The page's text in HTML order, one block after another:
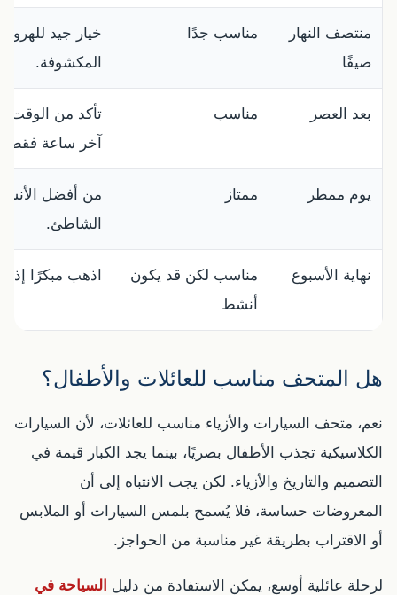
منتصف النهار
صيفًا
مناسب جدًا
خيار جيد
المكشوفة.
بعد العصر مناسب
تأكد من الوقت
آخر ساعة فقط.
يوم ممطر ممتاز
من أفضل
الشاطئ.
نهاية الأسبوع
مناسب لكن قد يكون
أنشط
اذهب مبكرًا
هل المتحف مناسب للعائلات والأطفال؟
نعم، متحف السيارات والأزياء مناسب للعائلات، لأن السيارات
الكلاسيكية تجذب الأطفال بصريًا، بينما يجد الكبار قيمة في
التصميم والتاريخ والأزياء. لكن يجب الانتباه إلى أن
المعروضات حساسة، فلا يُسمح بلمس السيارات أو الملابس
أو الاقتراب بطريقة غير مناسبة من الحواجز.
لرحلة عائلية أوسع، يمكن الاستفادة من دليل السياحة في